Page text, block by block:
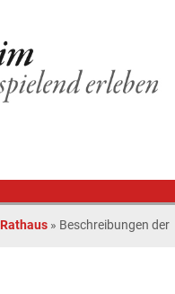
Rathaus » Beschreibungen der